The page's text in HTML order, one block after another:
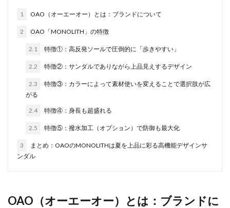
1 OAO（オーエーオー）とは：ブランドについて
2 OAO「MONOLITH」の特徴
2.1 特徴①：高反発ソールで圧倒的に「歩きやすい」
2.2 特徴②：サンダルでありながら上品見えするデザイン
2.3
特徴③：カラーによって素材使いを変えることで選択肢が広
がる
2.4 特徴④：身長も超盛れる
2.5 特徴⑤：撥水加工（オプション）で防御も最大化
3
まとめ：OAOのMONOLITHは夏を上品に彩る高機能デザインサ
ンダル
OAO（オーエーオー）とは：ブランドに